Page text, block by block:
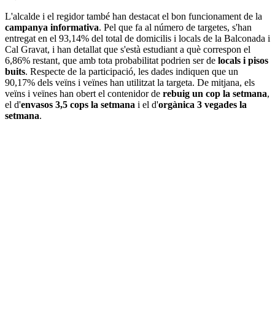
L'alcalde i el regidor també han destacat el bon funcionament de la
campanya informativa. Pel que fa al número de targetes, s'han
entregat en el 93,14% del total de domicilis i locals de la Balconada i
Cal Gravat, i han detallat que s'està estudiant a què correspon el
6,86% restant, que amb tota probabilitat podrien ser de locals i pisos
buits. Respecte de la participació, les dades indiquen que un
90,17% dels veïns i veïnes han utilitzat la targeta. De mitjana, els
veïns i veïnes han obert el contenidor de rebuig un cop la setmana,
el d'envasos 3,5 cops la setmana i el d'orgànica 3 vegades la
setmana.